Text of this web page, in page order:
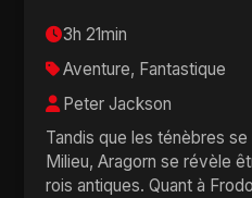
3h 21min
Aventure, Fantastique
Peter Jackson
Tandis que les ténèbres
Milieu, Aragorn se révèle
rois antiques. Quant à